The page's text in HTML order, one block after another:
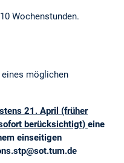
Wochenstunden.
möglichen
21. April (früher
berücksichtigt) eine
einseitigen